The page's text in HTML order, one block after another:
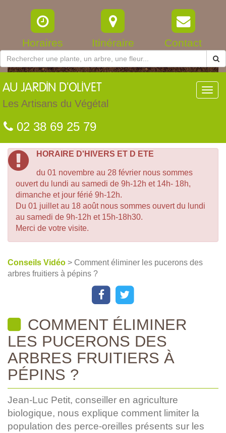
Horaires Itinéraire Contact
AU JARDIN D'OLIVET
Les Artisans du Végétal
02 38 69 25 79
HORAIRE D'HIVERS ET D ETE
du 01 novembre au 28 février nous sommes
ouvert du lundi au samedi de 9h-12h et 14h- 18h,
dimanche et jour férié 9h-12h.
Du 01 juillet au 18 août nous sommes ouvert du lundi
au samedi de 9h-12h et 15h-18h30.
Merci de votre visite.
Conseils Vidéo > Comment éliminer les pucerons des
arbres fruitiers à pépins ?
COMMENT ÉLIMINER
LES PUCERONS DES
ARBRES FRUITIERS À
PÉPINS ?
Jean-Luc Petit, conseiller en agriculture
biologique, nous explique comment limiter la
population des perce-oreilles présents sur les